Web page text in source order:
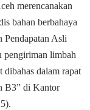
merencanakan
bahan berbahaya
Pendapatan Asli
pengiriman limbah
dibahas dalam rapat
B3” di Kantor